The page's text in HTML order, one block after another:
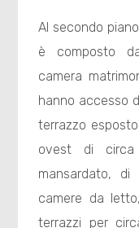
Al secondo
è composto
camera
hanno accesso
terrazzo
ovest di circa
mansardato,
camere da
terrazzi per